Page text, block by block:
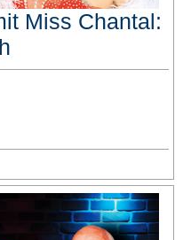
Miss Chantal: